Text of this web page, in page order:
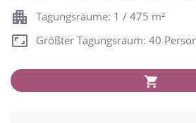
Tagungsräume: 1 / 475 m²
Größter Tagungsraum: 40